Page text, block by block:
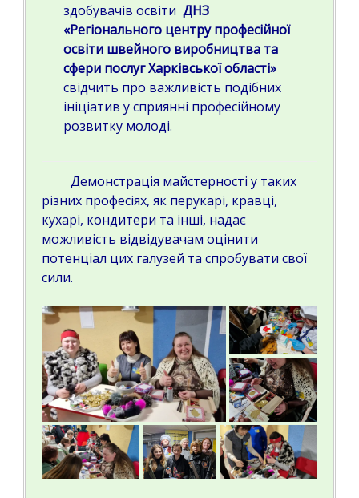
здобувачів освітиДНЗ
«Регіонального центру професійної
освіти швейного виробництва та
сфери послуг Харківської області»
свідчить про важливість подібних
ініціатив у сприянні професійному
розвитку молоді.
Демонстрація майстерності у таких
різних професіях, як перукарі, кравці,
кухарі, кондитери та інші, надає
можливість відвідувачам оцінити
потенціал цих галузей та спробувати свої
сили.